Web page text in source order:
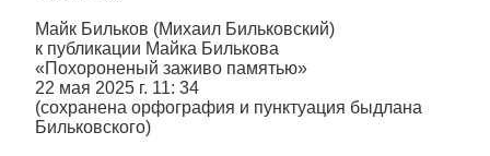
Майк Бильков (Михаил Бильковский)
к публикации Майка Билькова
«Похороненый заживо памятью»
22 мая 2025 г. 11: 34
(сохранена орфография и пунктуация быдлана
Бильковского)